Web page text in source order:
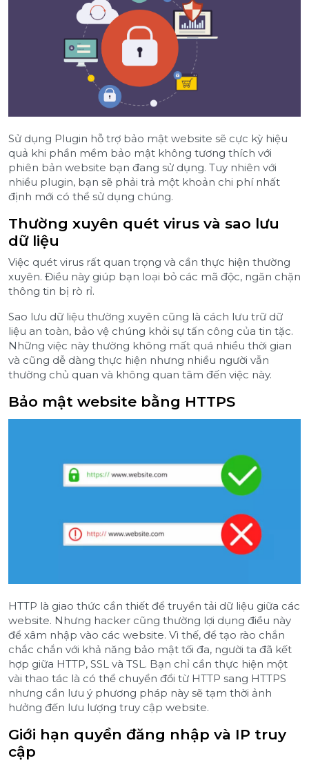
Sử dụng Plugin hỗ trợ bảo mật website sẽ cực kỳ hiệu
quả khi phần mềm bảo mật không tương thích với
phiên bản website bạn đang sử dụng. Tuy nhiên với
nhiều plugin, bạn sẽ phải trả một khoản chi phí nhất
định mới có thể sử dụng chúng.
Thường xuyên quét virus và sao lưu
dữ liệu
Việc quét virus rất quan trọng và cần thực hiện thường
xuyên. Điều này giúp bạn loại bỏ các mã độc, ngăn chặn
thông tin bị rò rỉ.
Sao lưu dữ liệu thường xuyên cũng là cách lưu trữ dữ
liệu an toàn, bảo vệ chúng khỏi sự tấn công của tin tặc.
Những việc này thường không mất quá nhiều thời gian
và cũng dễ dàng thực hiện nhưng nhiều người vẫn
thường chủ quan và không quan tâm đến việc này.
Bảo mật website bằng HTTPS
HTTP là giao thức cần thiết để truyền tải dữ liệu giữa các
website. Nhưng hacker cũng thường lợi dụng điều này
để xâm nhập vào các website. Vì thế, để tạo rào chắn
chắc chắn với khả năng bảo mật tối đa, người ta đã kết
hợp giữa HTTP, SSL và TSL. Bạn chỉ cần thực hiện một
vài thao tác là có thể chuyển đổi từ HTTP sang HTTPS
nhưng cần lưu ý phương pháp này sẽ tạm thời ảnh
hưởng đến lưu lượng truy cập website.
Giới hạn quyền đăng nhập và IP truy
cập